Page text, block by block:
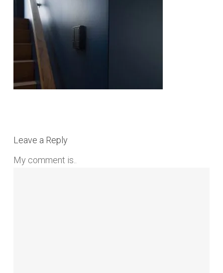
Leave a Reply
My comment is..